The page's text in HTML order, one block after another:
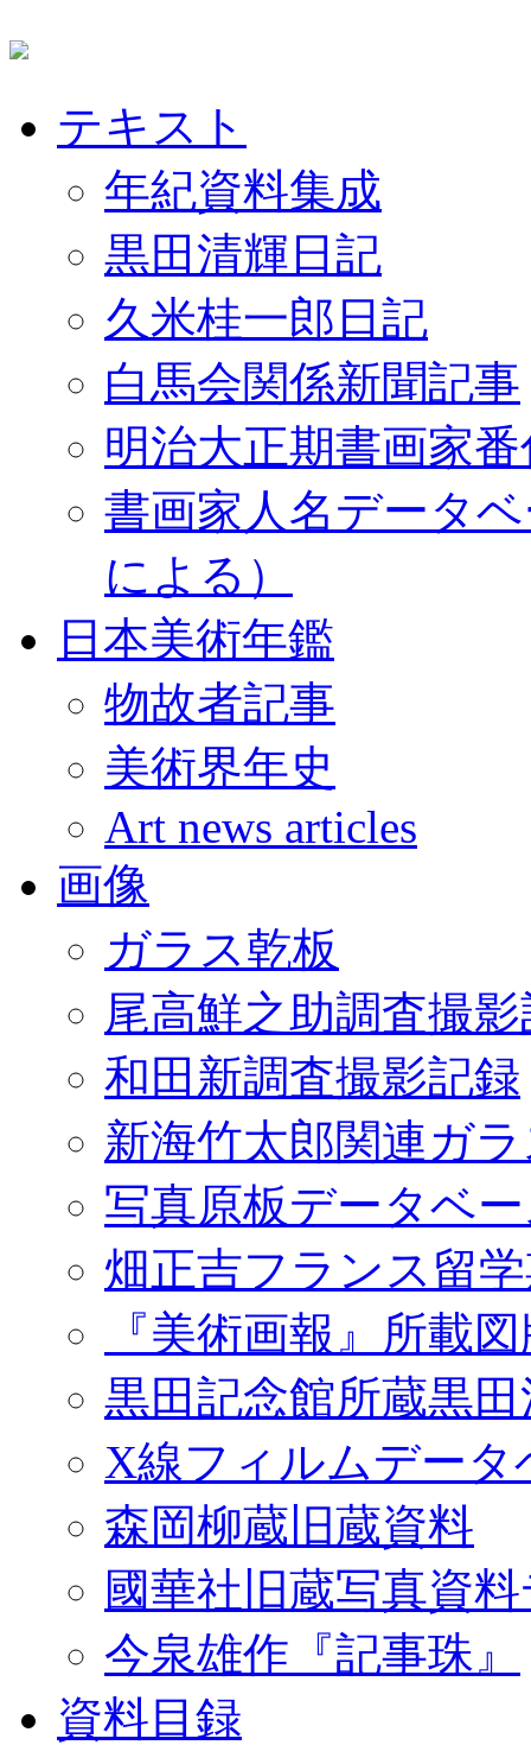
テキスト
年紀資料集成
黒田清輝日記
久米桂一郎日記
白馬会関係新聞記事
明治大正期書画家
書画家人名データ
による）
日本美術年鑑
物故者記事
美術界年史
Art news articles
画像
ガラス乾板
尾高鮮之助調査撮
和田新調査撮影記録
新海竹太郎関連ガ
写真原板データベ
畑正吉フランス留
『美術画報』所載
黒田記念館所蔵黒
X線フィルムデータ
森岡柳蔵旧蔵資料
國華社旧蔵写真資
今泉雄作『記事珠』
資料目録